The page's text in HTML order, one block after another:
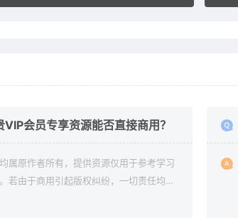
会员专享资源能否直接商用？
属原作者所有，提供资源仅用于参考学习
若由于商用引起版权纠纷，一切责任均由